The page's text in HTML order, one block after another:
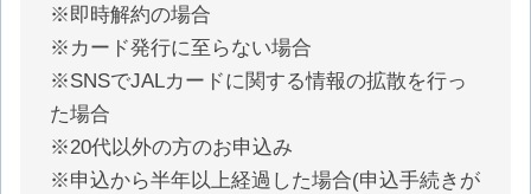
※即時解約の場合
※カード発行に至らない場合
※SNSでJALカードに関する情報の拡散を行っ
た場合
※20代以外の方のお申込み
※申込から半年以上経過した場合(申込手続きが